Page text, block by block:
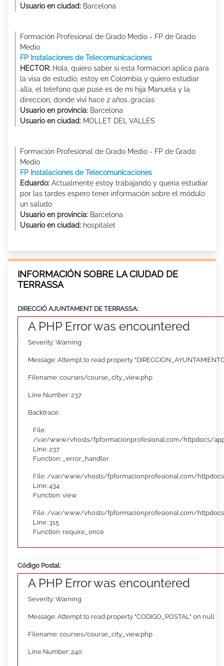
Usuario en ciudad: Barcelona
Formación Profesional de Grado Medio - FP de Grado
Medio
FP Instalaciones de Telecomunicaciones
HECTOR: Hola, quiero saber si esta formacion aplica para
la visa de estudio, estoy en Colombia y quiero estudiar
alla, el telefono que puse es de mi hija Manuela y la
direccion, donde vivi hace 2 años..gracias
Usuario en provincia: Barcelona
Usuario en ciudad: MOLLET DEL VALLES
Formación Profesional de Grado Medio - FP de Grado
Medio
FP Instalaciones de Telecomunicaciones
Eduardo: Actualmente estoy trabajando y queria estudiar
por las tardes espero tener información sobre el módulo
un saludo
Usuario en provincia: Barcelona
Usuario en ciudad: hospitalet
INFORMACIÓN SOBRE LA CIUDAD DE
TERRASSA
DIRECCIÓ AJUNTAMENT DE TERRASSA:
A PHP Error was encountered
Severity: Warning
Message: Attempt to read property
Filename: courses/course_city_view.php
Line Number: 237
Backtrace:
File:
/var/www/vhosts/fpformacionprofesional.com/httpdocs/
Line: 237
Function: _error_handler
File: /var/www/vhosts/fpformacionprofesional.com/
Line: 434
Function: view
File: /var/www/vhosts/fpformacionprofesional.com/
Line: 315
Function: require_once
Código Postal:
A PHP Error was encountered
Severity: Warning
Message: Attempt to read property "CODIGO_POSTAL" on null
Filename: courses/course_city_view.php
Line Number: 240